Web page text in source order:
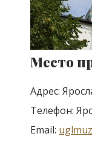
Место
Адрес:
Телефон:
Email: